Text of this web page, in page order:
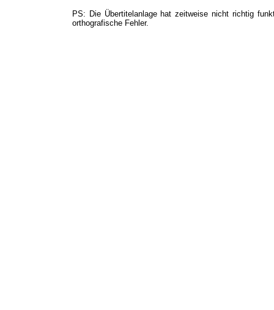
PS: Die Übertitelanlage hat zeitweise nicht richtig
orthografische Fehler.